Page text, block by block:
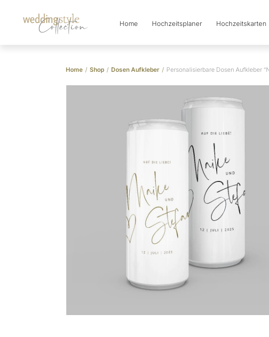
Collection Home Hochzeitsplaner Hochzeitskarten
Home / Shop / Dosen Aufkleber / Personalisierbare Dosen Aufkleber